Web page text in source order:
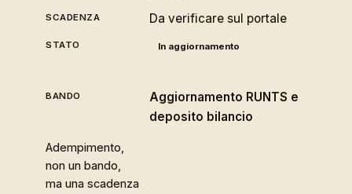
Da verificare sul portale
In aggiornamento
Aggiornamento RUNTS e
deposito bilancio
Adempimento,
non un bando,
ma una scadenza